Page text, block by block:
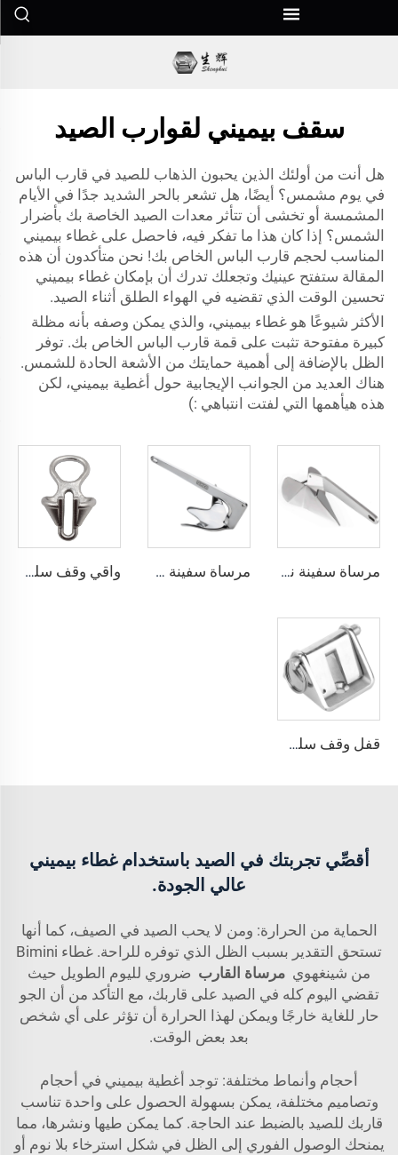
سقف بيميني لقوارب الصيد
هل أنت من أولئك الذين يحبون الذهاب للصيد في قارب الباس
في يوم مشمس؟ أيضًا، هل تشعر بالحر الشديد جدًا في الأيام
المشمسة أو تخشى أن تتأثر معدات الصيد الخاصة بك بأضرار
الشمس؟ إذا كان هذا ما تفكر فيه، فاحصل على غطاء بيميني
المناسب لحجم قارب الباس الخاص بك! نحن متأكدون أن هذه
المقالة ستفتح عينيك وتجعلك تدرك أن بإمكان غطاء بيميني
تحسين الوقت الذي تقضيه في الهواء الطلق أثناء الصيد.
الأكثر شيوعًا هو غطاء بيميني، والذي يمكن وصفه بأنه مظلة
كبيرة مفتوحة تثبت على قمة قارب الباس الخاص بك. توفر
الظل بالإضافة إلى أهمية حمايتك من الأشعة الحادة للشمس.
هناك العديد من الجوانب الإيجابية حول أغطية بيميني، لكن
هذه هيأهمها التي لفتت انتباهي :)
مرساة سفينة نمط Delta رسو من الفولاذ المقاوم للصدأ من الدرجة البحرية 316 مرساة سفينة من الفولاذ المقاوم للصدأ من الدرجة البحرية 316 بنمط كlaw بروس واقي وقف سلسلة القطر الخاص بالسفينة المصنوع من الفولاذ المقاوم للصدأ 316
قفل وقف سلسلة القطر الخاص بالسفينة المصنوع من الفولاذ المقاوم للصدأ 316
أقصِّي تجربتك في الصيد باستخدام غطاء بيميني
عالي الجودة.
الحماية من الحرارة: ومن لا يحب الصيد في الصيف، كما أنها
تستحق التقدير بسبب الظل الذي توفره للراحة. غطاء Bimini
من شينغهوي مرساة القارب ضروري لليوم الطويل حيث
تقضي اليوم كله في الصيد على قاربك، مع التأكد من أن الجو
حار للغاية خارجًا ويمكن لهذا الحرارة أن تؤثر على أي شخص
بعد بعض الوقت.
أحجام وأنماط مختلفة: توجد أغطية بيميني في أحجام
وتصاميم مختلفة، يمكن بسهولة الحصول على واحدة تناسب
قاربك للصيد بالضبط عند الحاجة. كما يمكن طيها ونشرها، مما
يمنحك الوصول الفوري إلى الظل في شكل استرخاء بلا نوم أو